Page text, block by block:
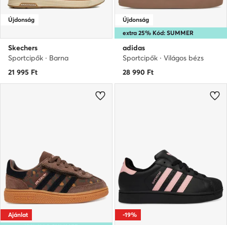
Újdonság
Skechers
Sportcipők · Barna
21 995 Ft
extra 25% Kód: SUMMER
Újdonság
adidas
Sportcipők · Világos bézs
28 990 Ft
Ajánlat -19%